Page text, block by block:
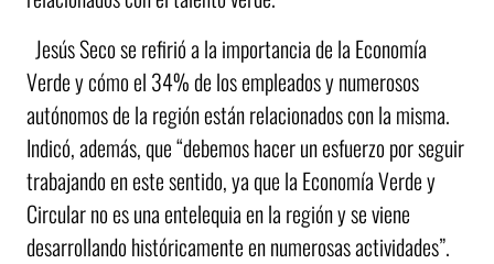
Jesús Seco se refirió a la importancia de la Economía
Verde y cómo el 34% de los empleados y numerosos
autónomos de la región están relacionados con la misma.
Indicó, además, que “debemos hacer un esfuerzo por seguir
trabajando en este sentido, ya que la Economía Verde y
Circular no es una entelequia en la región y se viene
desarrollando históricamente en numerosas actividades”.